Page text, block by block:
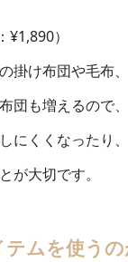
）
掛け布団や毛布
団も増えるので
にくくなったり
が大切です。
ムを使う